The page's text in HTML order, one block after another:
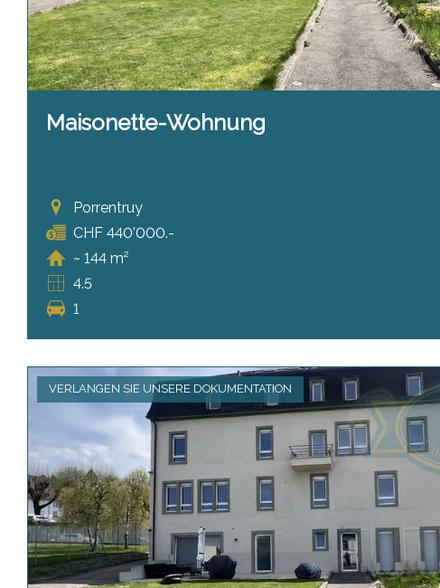
Maisonette-Wohnung
Porrentruy
CHF 440'000.-
~ 144 m²
4.5
1
VERLANGEN SIE UNSERE DOKUMENTATION